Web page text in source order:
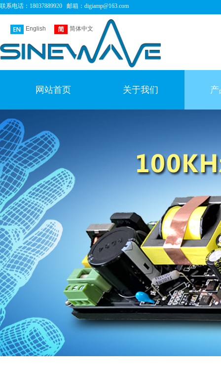
联系电话： 18037889920 邮箱： digiamp@163.com
English 简体中文
网站首页 关于我们